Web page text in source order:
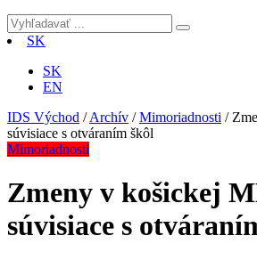
SK
SK
EN
IDS Východ /Archív /Mimoriadnosti /
súvisiace s otváraním škôl
Mimoriadnosti
Zmeny v košickej
súvisiace s